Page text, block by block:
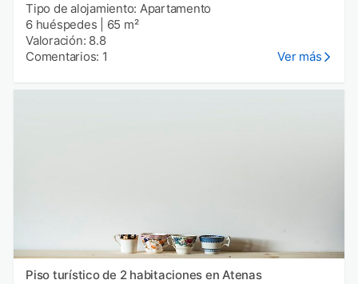
Tipo de alojamiento: Apartamento
6 huéspedes
65 m²
Valoración: 8.8
Comentarios: 1
Ver más
Piso turístico de 2 habitaciones en Atenas